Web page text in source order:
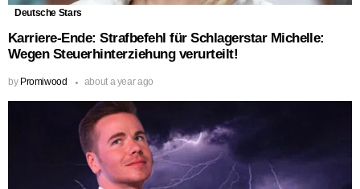
Deutsche Stars
Karriere-Ende: Strafbefehl für Schlagerstar Michelle:
Wegen Steuerhinterziehung verurteilt!
by Promiwood about a year ago